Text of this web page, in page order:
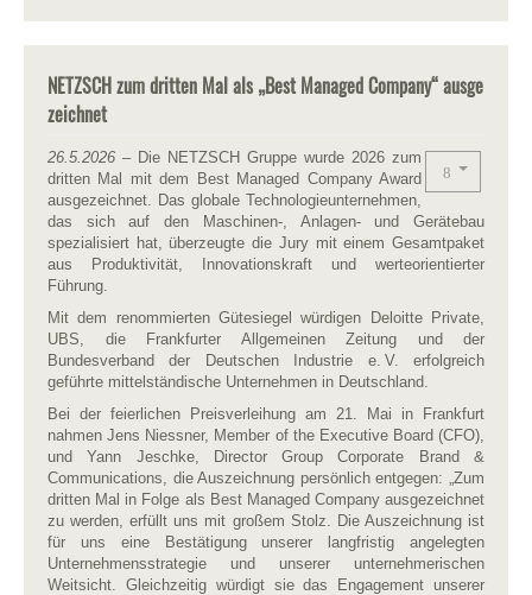
NETZSCH zum dritten Mal als „Best Managed Company“ ausge
zeichnet
26.5.2026 – Die NETZSCH Gruppe wurde 2026 zum
dritten Mal mit dem Best Managed Company Award
ausgezeichnet. Das globale Technologieunternehmen,
das sich auf den Maschinen-, Anlagen- und Gerätebau
spezialisiert hat, überzeugte die Jury mit einem Gesamtpaket
aus Produktivität, Innovationskraft und werteorientierter
Führung.
Mit dem renommierten Gütesiegel würdigen Deloitte Private,
UBS, die Frankfurter Allgemeinen Zeitung und der
Bundesverband der Deutschen Industrie e. V. erfolgreich
geführte mittelständische Unternehmen in Deutschland.
Bei der feierlichen Preisverleihung am 21. Mai in Frankfurt
nahmen Jens Niessner, Member of the Executive Board (CFO),
und Yann Jeschke, Director Group Corporate Brand &
Communications, die Auszeichnung persönlich entgegen: „Zum
dritten Mal in Folge als Best Managed Company ausgezeichnet
zu werden, erfüllt uns mit großem Stolz. Die Auszeichnung ist
für uns eine Bestätigung unserer langfristig angelegten
Unternehmensstrategie und unserer unternehmerischen
Weitsicht. Gleichzeitig würdigt sie das Engagement unserer